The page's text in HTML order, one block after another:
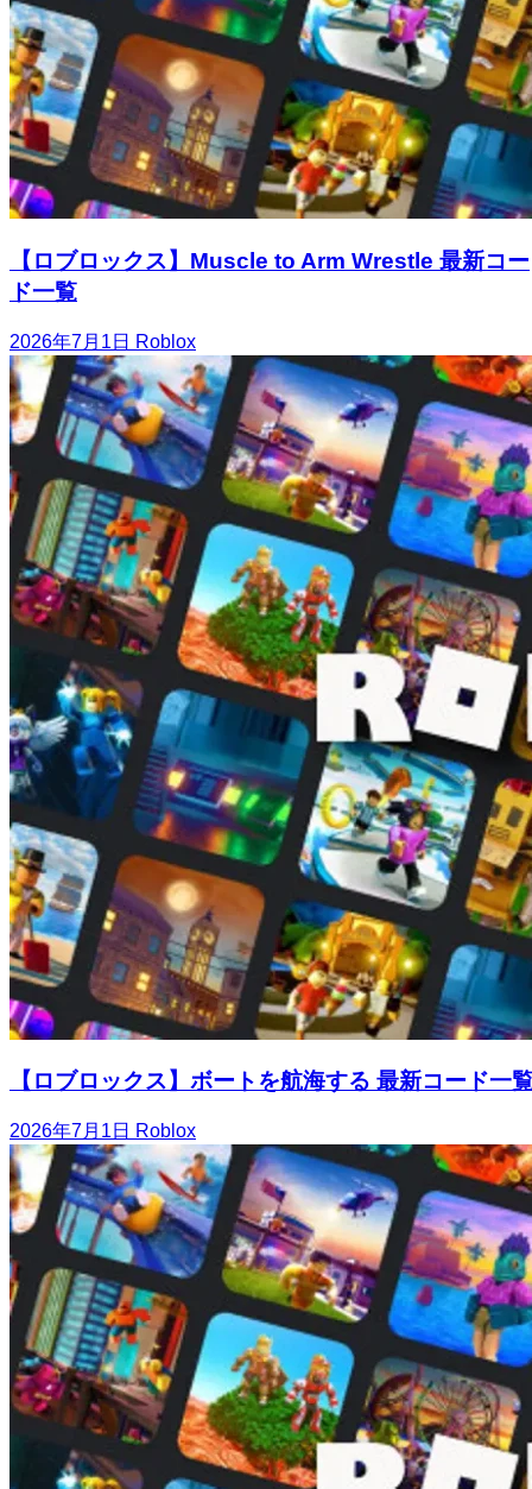
【ロブロックス】Muscle to Arm Wrestle 最新コー
ド一覧
2026年7月1日 Roblox
【ロブロックス】ボートを航海する 最新コード一
2026年7月1日 Roblox